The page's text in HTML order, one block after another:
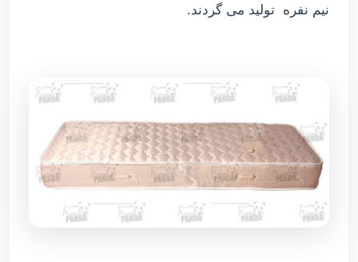
نیم نفره تولید می گردند.